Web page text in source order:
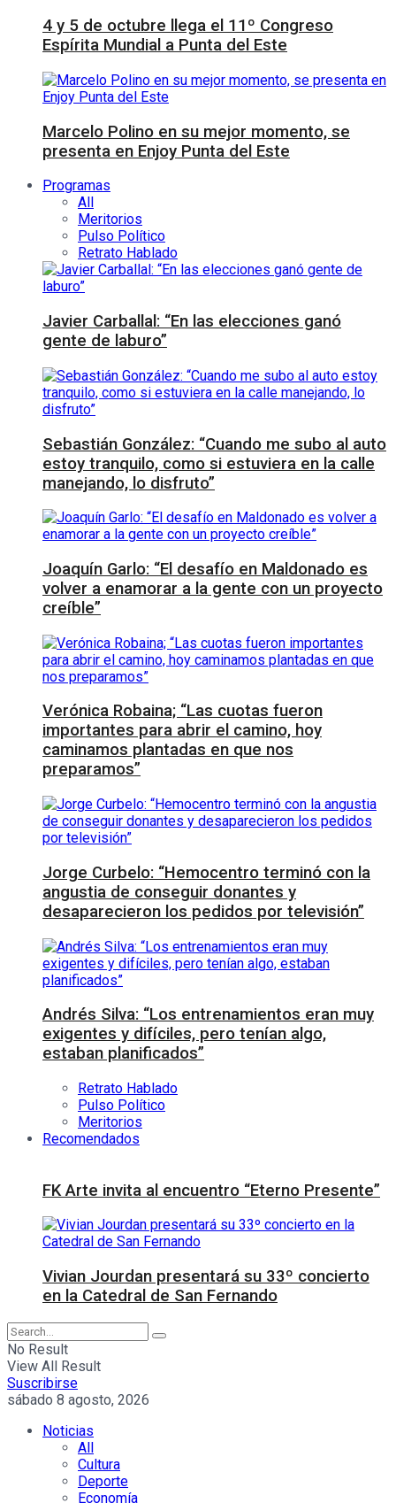
4 y 5 de octubre llega el 11º Congreso
Espírita Mundial a Punta del Este
Marcelo Polino en su mejor momento, se
presenta en Enjoy Punta del Este
Programas
All
Meritorios
Pulso Político
Retrato Hablado
Javier Carballal: “En las elecciones ganó
gente de laburo”
Sebastián González: “Cuando me subo al auto
estoy tranquilo, como si estuviera en la calle
manejando, lo disfruto”
Joaquín Garlo: “El desafío en Maldonado es
volver a enamorar a la gente con un proyecto
creíble”
Verónica Robaina; “Las cuotas fueron
importantes para abrir el camino, hoy
caminamos plantadas en que nos
preparamos”
Jorge Curbelo: “Hemocentro terminó con la
angustia de conseguir donantes y
desaparecieron los pedidos por televisión”
Andrés Silva: “Los entrenamientos eran muy
exigentes y difíciles, pero tenían algo,
estaban planificados”
Retrato Hablado
Pulso Político
Meritorios
Recomendados
FK Arte invita al encuentro “Eterno Presente”
Vivian Jourdan presentará su 33º concierto
en la Catedral de San Fernando
No Result
View All Result
Suscribirse
sábado 8 agosto, 2026
Noticias
All
Cultura
Deporte
Economía